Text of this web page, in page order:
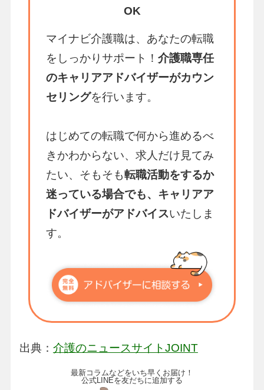
OK
マイナビ介護職は、あなたの転職
をしっかりサポート！ 介護職専任
のキャリアアドバイザーがカウン
セリングを行います。
はじめての転職で何から進めるべ
きかわからない、求人だけ見てみ
たい、そもそも転職活動をするか
迷っている場合でも、キャリアア
ドバイザーがアドバイスいたしま
す。
出典： 介護のニュースサイトJOINT
最新コラムなどをいち早くお届け！
公式LINEを友だちに追加する